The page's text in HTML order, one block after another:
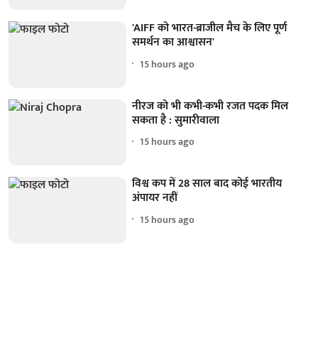
'AIFF को भारत-ब्राजील मैच के लिए पूर्ण
समर्थन का आश्वासन'
15 hours ago
नीरज को भी कभी-कभी रजत पदक मिल
सकता है : सुमारीवाला
15 hours ago
विश्व कप में 28 साल बाद कोई भारतीय
अंपायर नहीं
15 hours ago